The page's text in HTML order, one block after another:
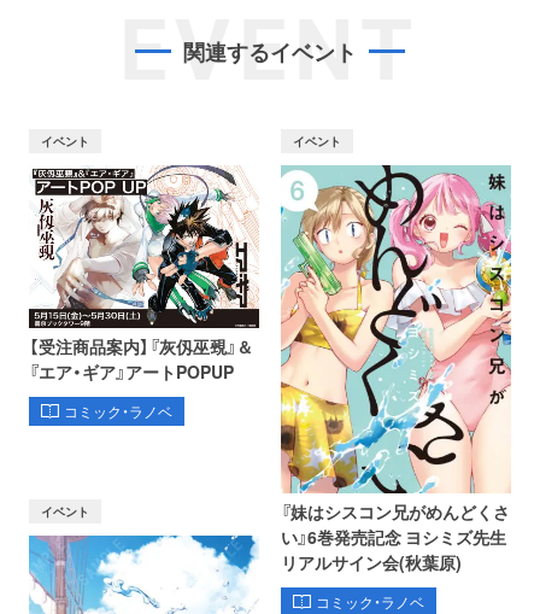
EVENT
関連するイベント
イベント
【受注商品案内】『灰仭巫覡』＆
『エア・ギア』アートPOPUP
コミック・ラノベ
イベント
『妹はシスコン兄がめんどくさ
い』6巻発売記念 ヨシミズ先生
リアルサイン会(秋葉原)
コミック・ラノベ
イベント